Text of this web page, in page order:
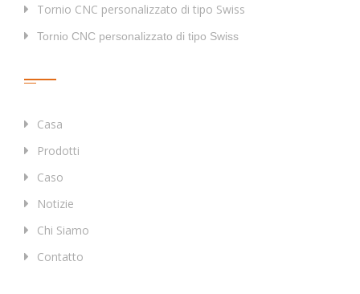
Tornio CNC personalizzato di tipo Swiss
Tornio CNC personalizzato di tipo Swiss
Casa
Prodotti
Caso
Notizie
Chi Siamo
Contatto